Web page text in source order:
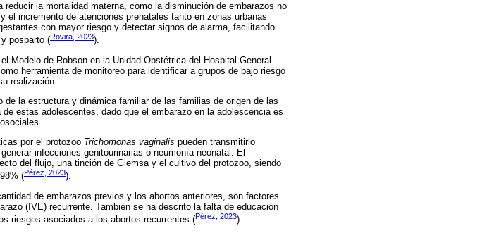
la mortalidad materna, como la disminución de embarazos no
incremento de atenciones prenatales tanto en zonas urbanas
con mayor riesgo y detectar signos de alarma, facilitando
posparto (Rovira, 2023).
Modelo de Robson en la Unidad Obstétrica del Hospital General
herramienta de monitoreo para identificar a grupos de bajo riesgo
realización.
la estructura y dinámica familiar de las familias de origen de las
estas adolescentes, dado que el embarazo en la adolescencia es
por el protozoo Trichomonas vaginalis pueden transmitirlo
infecciones genitourinarias o neumonía neonatal. El
del flujo, una tinción de Giemsa y el cultivo del protozoo, siendo
(Pérez, 2023).
de embarazos previos y los abortos anteriores, son factores
(IVE) recurrente. También se ha descrito la falta de educación
riesgos asociados a los abortos recurrentes (Pérez, 2023).